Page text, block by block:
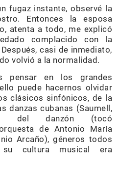
fugaz instante, observé la
Entonces la esposa
atenta a todo, me explicó
complacido con la
casi de inmediato,
volvió a la normalidad.
pensar en los grandes
puede hacernos olvidar
clásicos sinfónicos, de la
danzas cubanas (Saumell,
del danzón (tocó
de Antonio María
Arcaño), géneros todos
cultura musical era